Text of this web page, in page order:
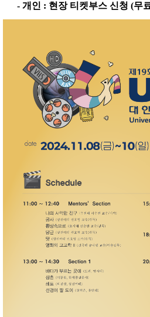
- 개인 : 현장 티켓부스 신청 (무